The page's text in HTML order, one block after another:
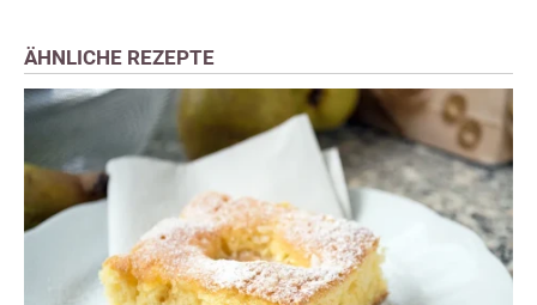
ÄHNLICHE REZEPTE